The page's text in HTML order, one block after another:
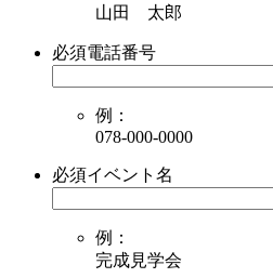
山田 太郎
必須電話番号
例：
078-000-0000
必須イベント名
例：
完成見学会